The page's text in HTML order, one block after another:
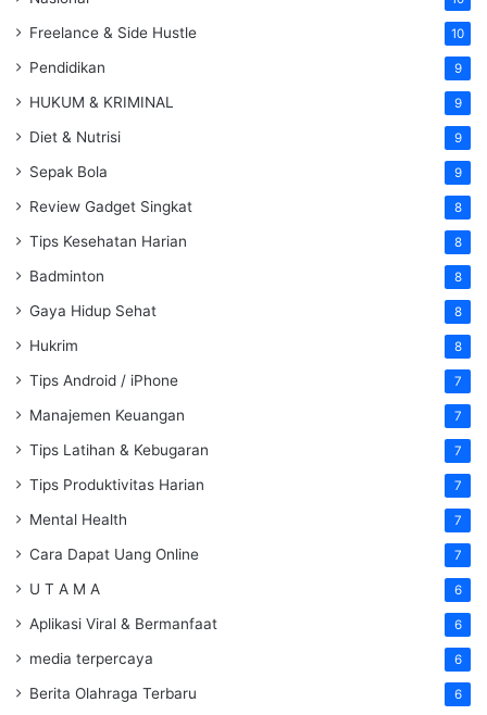
Freelance & Side Hustle 10
Pendidikan 9
HUKUM & KRIMINAL 9
Diet & Nutrisi 9
Sepak Bola 9
Review Gadget Singkat 8
Tips Kesehatan Harian 8
Badminton 8
Gaya Hidup Sehat 8
Hukrim 8
Tips Android / iPhone 7
Manajemen Keuangan 7
Tips Latihan & Kebugaran 7
Tips Produktivitas Harian 7
Mental Health 7
Cara Dapat Uang Online 7
U T A M A 6
Aplikasi Viral & Bermanfaat 6
media terpercaya 6
Berita Olahraga Terbaru 6